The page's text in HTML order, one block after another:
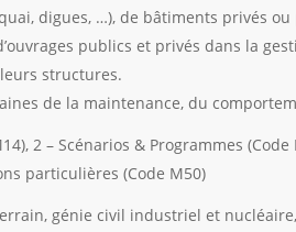
digues, …), de bâtiments privés
publics et privés dans la
structures.
de la maintenance, du
2 – Scénarios & Programmes
particulières (Code M50)
génie civil industriel et